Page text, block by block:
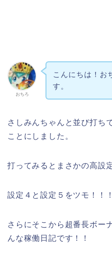
おちろ
こんにちは！お
す。
さしみんちゃんと並び打ち
ことにしました。
打ってみるとまさかの高設
設定４と設定５をツモ！！！
さらにそこから超番長ボー
んな稼働日記です！！